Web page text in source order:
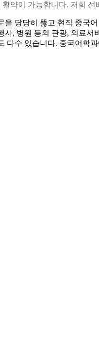
약이 가능합니다. 저희 선
당당히 뚫고 현직 중국
, 병원 등의 관광, 의료
수 있습니다. 중국어학